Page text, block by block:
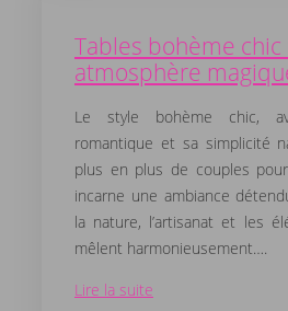
Tables bohème
atmosphère
Le style bohème chic,
romantique et sa simplicité
plus en plus de couples
incarne une ambiance
la nature, l’artisanat et les
mêlent harmonieusement….
Lire la suite